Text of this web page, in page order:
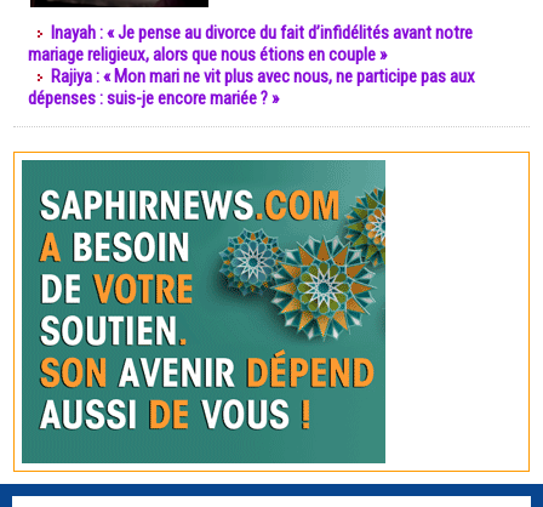
Inayah : « Je pense au divorce du fait d’infidélités avant notre
mariage religieux, alors que nous étions en couple »
Rajiya : « Mon mari ne vit plus avec nous, ne participe pas aux
dépenses : suis-je encore mariée ? »